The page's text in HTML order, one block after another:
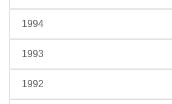
1994
1993
1992